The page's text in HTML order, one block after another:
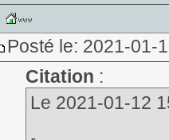
Posté le: 2021-01-
Citation :
Le 2021-01-12